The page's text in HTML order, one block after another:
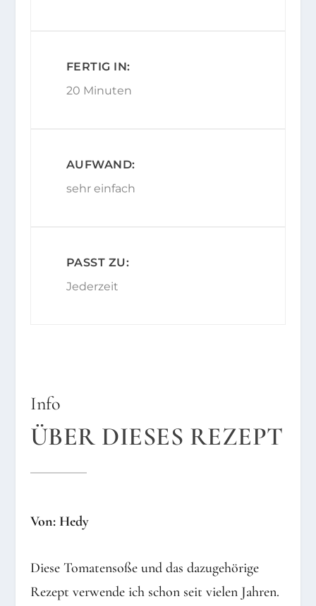
FERTIG IN:
20 Minuten
AUFWAND:
sehr einfach
PASST ZU:
Jederzeit
Info
ÜBER DIESES REZEPT
Von: Hedy
Diese Tomatensoße und das dazugehörige
Rezept verwende ich schon seit vielen Jahren.